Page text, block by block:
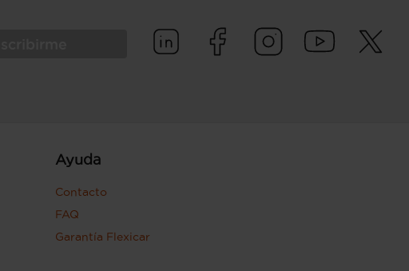
Ayuda
Contacto
FAQ
Garantía Flexicar